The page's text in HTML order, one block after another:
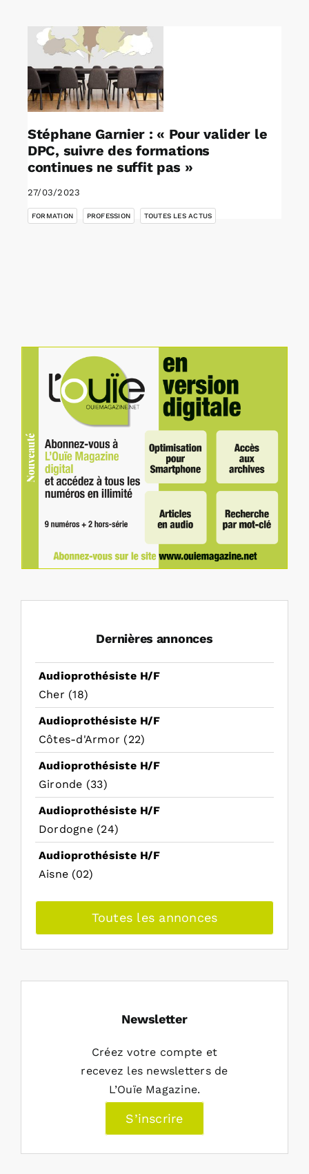
Rechercher:
Annonces emploi
Stéphane Garnier : « Pour valider le
DPC, suivre des formations
continues ne suffit pas »
27/03/2023
FORMATION
,
PROFESSION TOUTES LES ACTUS
Dernières annonces
Audioprothésiste H/F
Cher (18)
Audioprothésiste H/F
Côtes-d'Armor (22)
Audioprothésiste H/F
Gironde (33)
Audioprothésiste H/F
Dordogne (24)
Audioprothésiste H/F
Aisne (02)
Toutes les annonces
Newsletter
Créez votre compte et
recevez les newsletters de
L’Ouïe Magazine.
S’inscrire